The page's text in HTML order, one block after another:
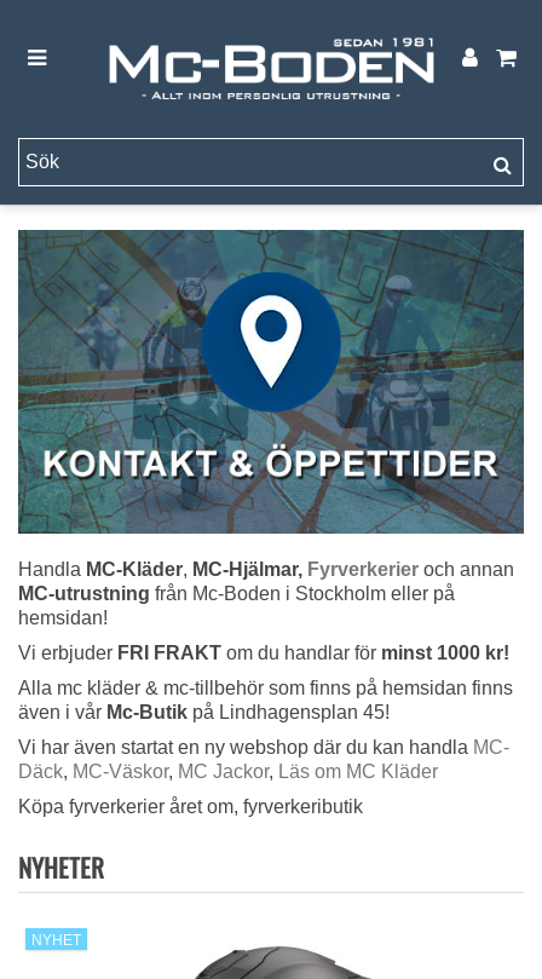
Handla MC-Kläder, MC-Hjälmar, Fyrverkerier och annan
MC-utrustning från Mc-Boden i Stockholm eller på
hemsidan!
Vi erbjuder FRI FRAKT om du handlar för minst 1000 kr!
Alla mc kläder & mc-tillbehör som finns på hemsidan finns
även i vår Mc-Butik på Lindhagensplan 45!
Vi har även startat en ny webshop där du kan handla MC-
Däck, MC-Väskor, MC Jackor, Läs om MC Kläder
Köpa fyrverkerier året om, fyrverkeributik
NYHETER
NYHET